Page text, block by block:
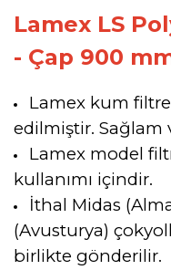
Lamex LS
- Çap 900
Lamex kum
edilmiştir. Sağlam
Lamex model
kullanımı içindir.
İthal Midas
(Avusturya)
birlikte gönderilir.